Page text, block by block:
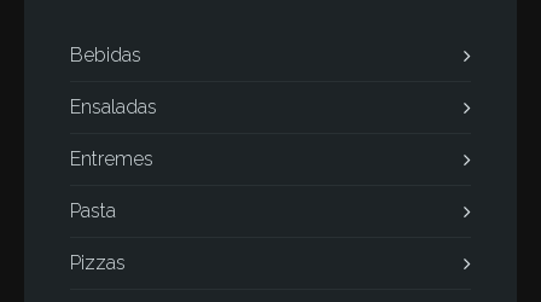
Bebidas
Ensaladas
Entremes
Pasta
Pizzas